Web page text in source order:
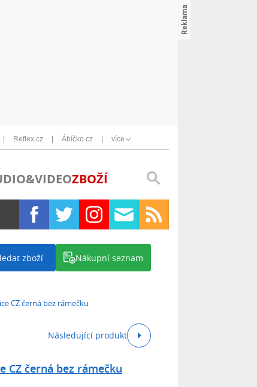
Reflex.cz Ábíčko.cz více
ZBOŽÍ
zboží Nákupní seznam
CZ černá bez rámečku
Následující produkt
CZ černá bez rámečku